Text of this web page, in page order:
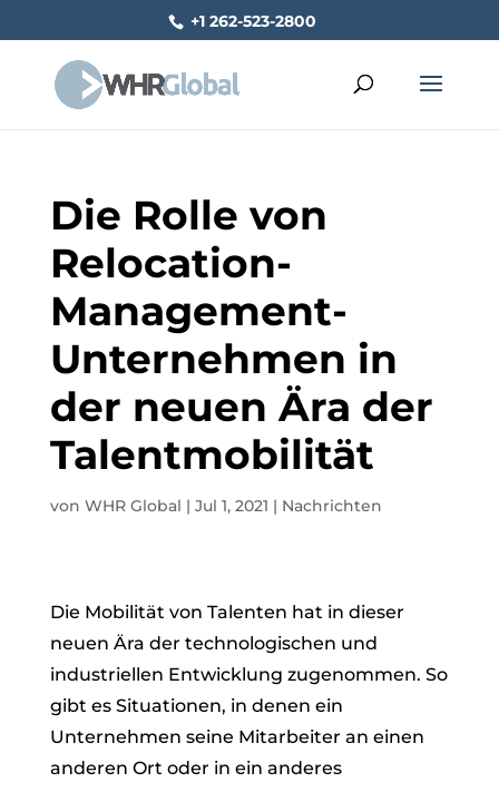
+1 262-523-2800
Die Rolle von
Relocation-
Management-
Unternehmen in
der neuen Ära der
Talentmobilität
von WHR Global | Jul 1, 2021 | Nachrichten
Die Mobilität von Talenten hat in dieser
neuen Ära der technologischen und
industriellen Entwicklung zugenommen. So
gibt es Situationen, in denen ein
Unternehmen seine Mitarbeiter an einen
anderen Ort oder in ein anderes